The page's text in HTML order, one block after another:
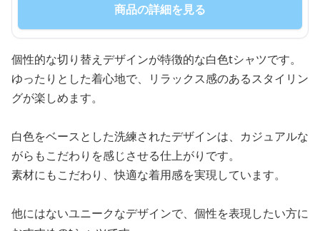
商品の詳細を見る
個性的な切り替えデザインが特徴的な白色tシャツです。
ゆったりとした着心地で、リラックス感のあるスタイリン
グが楽しめます。
白色をベースとした洗練されたデザインは、カジュアルな
がらもこだわりを感じさせる仕上がりです。
素材にもこだわり、快適な着用感を実現しています。
他にはないユニークなデザインで、個性を表現したい方に